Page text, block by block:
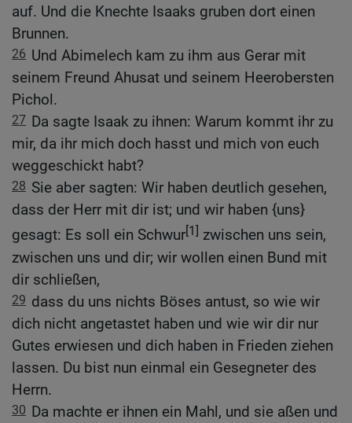
auf. Und die Knechte Isaaks gruben dort einen
Brunnen.
26 Und Abimelech kam zu ihm aus Gerar mit
seinem Freund Ahusat und seinem Heerobersten
Pichol.
27 Da sagte Isaak zu ihnen: Warum kommt ihr zu
mir, da ihr mich doch hasst und mich von euch
weggeschickt habt?
28 Sie aber sagten: Wir haben deutlich gesehen,
dass der Herr mit dir ist; und wir haben {uns}
gesagt: Es soll ein Schwur[1] zwischen uns sein,
zwischen uns und dir; wir wollen einen Bund mit
dir schließen,
29 dass du uns nichts Böses antust, so wie wir
dich nicht angetastet haben und wie wir dir nur
Gutes erwiesen und dich haben in Frieden ziehen
lassen. Du bist nun einmal ein Gesegneter des
Herrn.
30 Da machte er ihnen ein Mahl, und sie aßen und